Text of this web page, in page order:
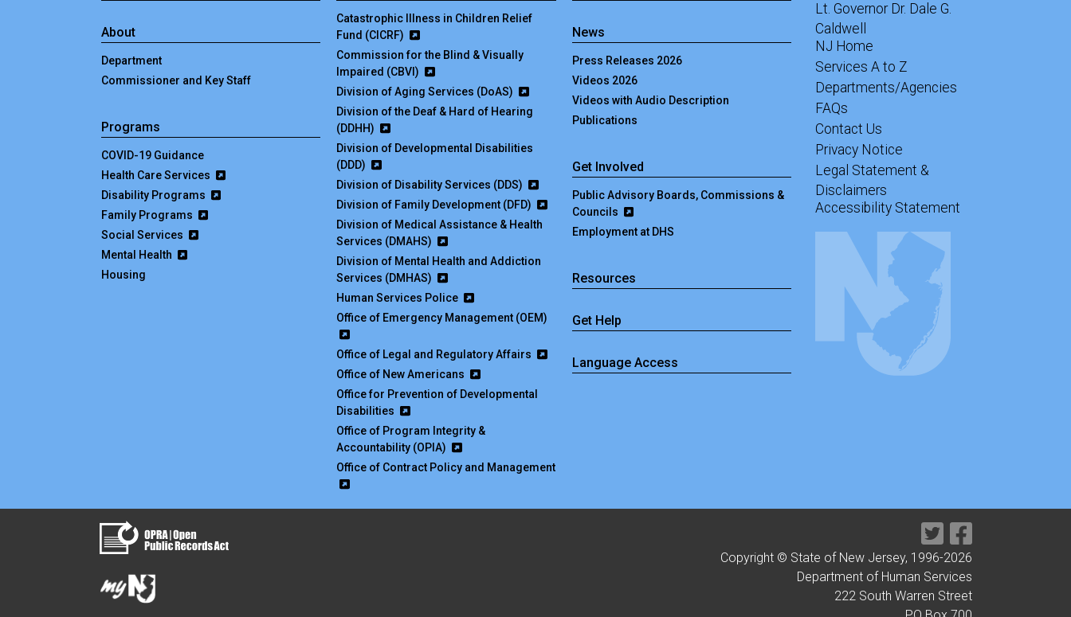
About
Department
Commissioner and Key Staff
Programs
COVID-19 Guidance
Health Care Services
Disability Programs
Family Programs
Social Services
Mental Health
Housing
Catastrophic Illness in Children Relief
Fund (CICRF)
Commission for the Blind & Visually
Impaired (CBVI)
Division of Aging Services (DoAS)
Division of the Deaf & Hard of Hearing
(DDHH)
Division of Developmental Disabilities
(DDD)
Division of Disability Services (DDS)
Division of Family Development (DFD)
Division of Medical Assistance & Health
Services (DMAHS)
Division of Mental Health and Addiction
Services (DMHAS)
Human Services Police
Office of Emergency Management (OEM)
Office of Legal and Regulatory Affairs
Office of New Americans
Office for Prevention of Developmental
Disabilities
Office of Program Integrity &
Accountability (OPIA)
Office of Contract Policy and Management
News
Press Releases 2026
Videos 2026
Videos with Audio Description
Publications
Get Involved
Public Advisory Boards, Commissions &
Councils
Employment at DHS
Resources
Get Help
Language Access
Lt. Governor Dr. Dale G.
Caldwell
NJ Home
Services A to Z
Departments/Agencies
FAQs
Contact Us
Privacy Notice
Legal Statement &
Disclaimers
Accessibility Statement
Copyright © State of New Jersey, 1996-2026
Department of Human Services
222 South Warren Street